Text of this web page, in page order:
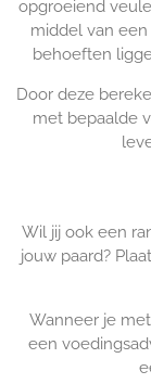
opgroeiend
middel van
behoeften
Door deze
met bepaalde
Wil jij ook een
jouw paard?
Wanneer je
een